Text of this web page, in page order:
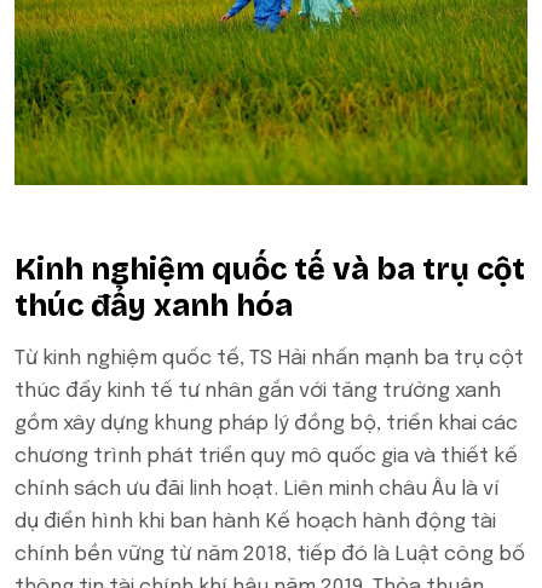
Kinh nghiệm quốc tế và ba trụ cột
thúc đẩy xanh hóa
Từ kinh nghiệm quốc tế, TS Hải nhấn mạnh ba trụ cột
thúc đẩy kinh tế tư nhân gắn với tăng trưởng xanh
gồm xây dựng khung pháp lý đồng bộ, triển khai các
chương trình phát triển quy mô quốc gia và thiết kế
chính sách ưu đãi linh hoạt. Liên minh châu Âu là ví
dụ điển hình khi ban hành Kế hoạch hành động tài
chính bền vững từ năm 2018, tiếp đó là Luật công bố